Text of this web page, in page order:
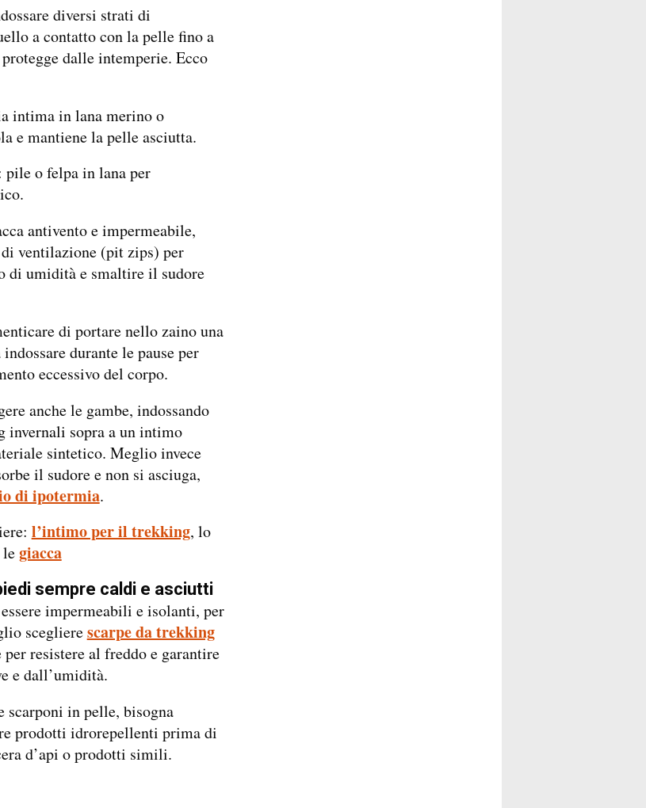
diversi strati di
a contatto con la pelle fino a
dalle intemperie. Ecco
intima in lana merino o
e mantiene la pelle asciutta.
o felpa in lana per
antivento e impermeabile,
ventilazione (pit zips) per
di umidità e smaltire il sudore
di portare nello zaino una
durante le pause per
eccessivo del corpo.
anche le gambe, indossando
invernali sopra a un intimo
sintetico. Meglio invece
il sudore e non si asciuga,
di ipotermia.
l’intimo per il trekking, lo
giacca
sempre caldi e asciutti
impermeabili e isolanti, per
sceglierescarpe da trekking
per resistere al freddo e garantire
e dall’umidità.
scarponi in pelle, bisogna
prodotti idrorepellenti prima di
d’api o prodotti simili.